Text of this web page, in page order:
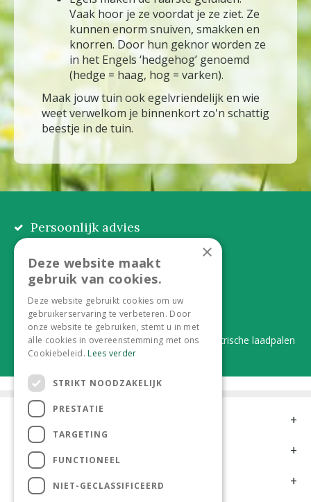
Vaak hoor je ze voordat je ze ziet. Ze
kunnen enorm snuiven, smakken en
knorren. Door hun geknor worden ze
in het Engels ‘hedgehog’ genoemd
(hedge = haag, hog = varken).
Maak jouw tuin ook egelvriendelijk en wie
weet verwelkom je binnenkort zo'n schattig
beestje in de tuin.
Persoonlijk advies
Alles onder één dak
Duurzaam en dorpsgemak
Lever je statiegeldflessen bij ons in én elektrische laadpalen
Contact
Openingstijden
Meer informatie
×
Deze website maakt
gebruik van cookies.
Deze website gebruikt cookies om uw
gebruikerservaring te verbeteren. Door
onze website te gebruiken, stemt u in met
alle cookies in overeenstemming met ons
Cookiebeleid. Lees verder
STRIKT NOODZAKELIJK
PRESTATIE
TARGETING
FUNCTIONEEL
NIET-GECLASSIFICEERD